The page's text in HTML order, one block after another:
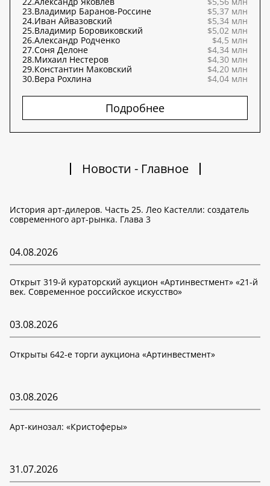
23.Владимир Баранов-Россине
$5,37 млн
24.Иван Айвазовский
$5,34 млн
25.Владимир Боровиковский
$5,02 млн
26.Александр Родченко
$4,5 млн
27.Соня Делоне
$4,34 млн
28.Михаил Нестеров
$4,30 млн
29.Константин Маковский
$4,20 млн
30.Вера Рохлина $4,04 млн
Подробнее
Новости - Главное
История арт-дилеров. Часть 25. Лео Кастелли: создатель
современного арт-рынка. Глава 3
04.08.2026
Открыт 319-й кураторский аукцион «Артинвестмент» «21-й
век. Современное российское искусство»
03.08.2026
Открыты 642-е торги аукциона «Артинвестмент»
03.08.2026
Арт-кинозал: «Кристоферы»
31.07.2026